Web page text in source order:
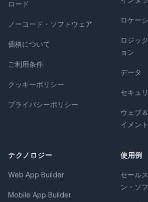
ロード
ノーコード・ソフトウェア
価格について
ご利用条件
クッキーポリシー
プライバシーポリシー
ロケー
ロジッ
ョン
データ
セキュ
ウェブ
イメント
テクノロジー
Web App Builder
Mobile App Builder
使用例
セール
ン・ソ